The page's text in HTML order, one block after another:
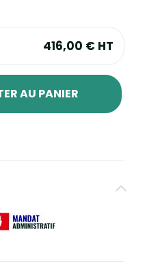
416,00 € HT
AU PANIER